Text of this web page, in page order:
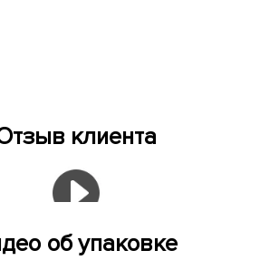
клиента
об упаковке